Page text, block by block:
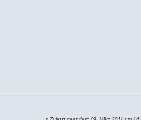
«Zuletzt geändert: 09. März 2011 um